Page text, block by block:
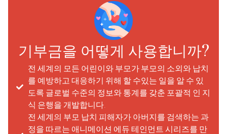
기부금을 어떻게 사용합니까?
전 세계의 모든 어린이와 부모가 부모의 소외와 납치
를 예방하고 대응하기 위해 할 수있는 일을 알 수 있
도록 글로벌 수준의 정보와 통계를 갖춘 포괄적 인 지
식 은행을 개발합니다.
전 세계의 부모 납치 피해자가 아버지를 검색하는 과
정을 따르는 애니메이션 에듀 테인먼트 시리즈를 만